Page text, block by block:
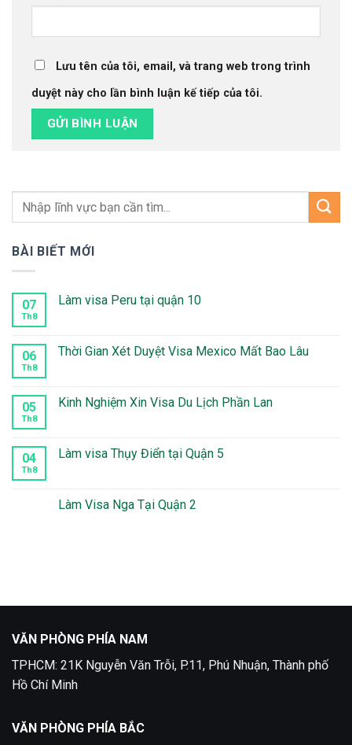
Lưu tên của tôi, email, và trang web trong trình
duyệt này cho lần bình luận kế tiếp của tôi.
BÀI BIẾT MỚI
07
Th8
Làm visa Peru tại quận 10
luận
ở
tại
quận
06
Th8
Thời Gian Xét Duyệt Visa Mexico Mất Bao Lâu
luận
ở
Duyệt
Visa
Lâu
05
Th8
Kinh Nghiệm Xin Visa Du Lịch Phần Lan
luận
ở
Visa
Du
04
Th8
Làm visa Thụy Điển tại Quận 5
luận
ởLàm Visa Nga Tại Quận 2
VĂN PHÒNG PHÍA NAM
TPHCM: 21K Nguyễn Văn Trỗi, P.11, Phú Nhuận, Thành phố
Hồ Chí Minh
VĂN PHÒNG PHÍA BẮC